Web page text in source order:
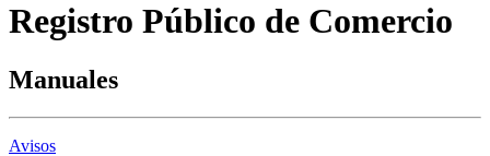
Registro Público de Comercio
Manuales
Avisos